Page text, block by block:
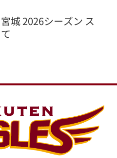
城 2026シーズン ス